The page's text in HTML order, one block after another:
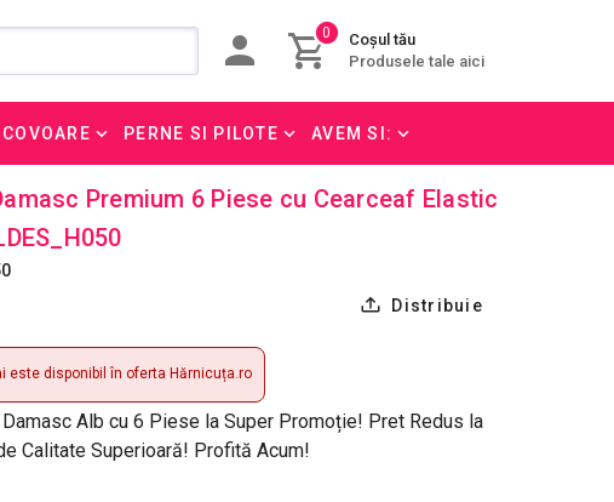
0
Coșul tău
Produsele tale aici
COVOARE PERNE SI PILOTE AVEM SI:
Premium 6 Piese cu Cearceaf Elastic
Distribuie
este disponibil în oferta Hărnicuța.ro
Alb cu 6 Piese la Super Promoție! Pret Redus la
Calitate Superioară! Profită Acum!